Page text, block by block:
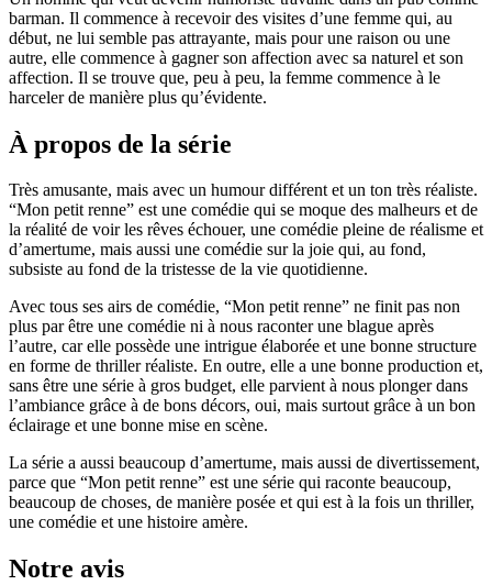
barman. Il commence à recevoir des visites d’une femme qui, au
début, ne lui semble pas attrayante, mais pour une raison ou une
autre, elle commence à gagner son affection avec sa naturel et son
affection. Il se trouve que, peu à peu, la femme commence à le
harceler de manière plus qu’évidente.
À propos de la série
Très amusante, mais avec un humour différent et un ton très réaliste.
“Mon petit renne” est une comédie qui se moque des malheurs et de
la réalité de voir les rêves échouer, une comédie pleine de réalisme et
d’amertume, mais aussi une comédie sur la joie qui, au fond,
subsiste au fond de la tristesse de la vie quotidienne.
Avec tous ses airs de comédie, “Mon petit renne” ne finit pas non
plus par être une comédie ni à nous raconter une blague après
l’autre, car elle possède une intrigue élaborée et une bonne structure
en forme de thriller réaliste. En outre, elle a une bonne production et,
sans être une série à gros budget, elle parvient à nous plonger dans
l’ambiance grâce à de bons décors, oui, mais surtout grâce à un bon
éclairage et une bonne mise en scène.
La série a aussi beaucoup d’amertume, mais aussi de divertissement,
parce que “Mon petit renne” est une série qui raconte beaucoup,
beaucoup de choses, de manière posée et qui est à la fois un thriller,
une comédie et une histoire amère.
Notre avis